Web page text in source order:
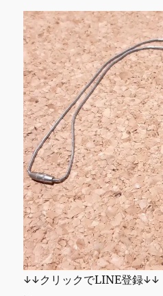
↓↓クリックでLINE登録↓↓